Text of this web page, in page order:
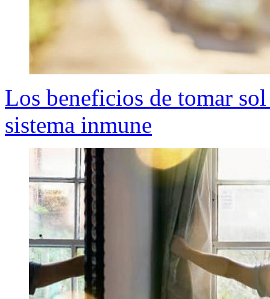
Los beneficios de tomar
sistema inmune